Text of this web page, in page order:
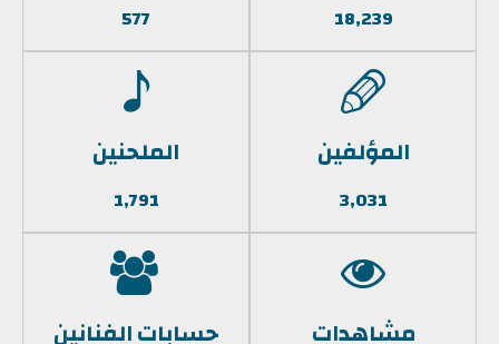
18,239
577
المؤلفين
3,031
الملحنين
1,791
مشاهدات حسابات الفنانين